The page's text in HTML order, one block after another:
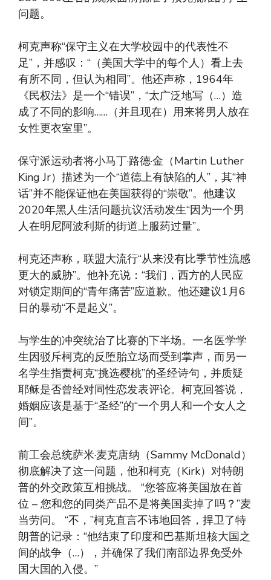
问题。
柯克声称“保守主义在大学校园中的代表性不
足”，并感叹：“（美国大学中的每个人）看上去
有所不同，但认为相同”。他还声称，1964年
《民权法》是一个“错误”，“太广泛地写（…）造
成了不同的影响……（并且现在）用来将男人放在
女性更衣室里”。
保守派运动者将小马丁·路德·金（Martin Luther
King Jr）描述为一个“道德上有缺陷的人”，其“神
话”并不能保证他在美国获得的“崇敬”。他建议
2020年黑人生活问题抗议活动发生“因为一个男
人在明尼阿波利斯的街道上服药过量”。
柯克还声称，联盟大流行“从来没有比季节性流感
更大的威胁”。他补充说：“我们，西方的人民应
对锁定期间的“青年痛苦”应道歉。他还建议1月6
日的暴动“不是起义”。
与学生的冲突统治了比赛的下半场。一名医学学
生因驳斥柯克的反堕胎立场而受到掌声，而另一
名学生指责柯克“挑选樱桃”的圣经诗句，并质疑
耶稣是否曾经对同性恋发表评论。柯克回答说，
婚姻应该是基于“圣经”的“一个男人和一个女人之
间”。
前工会总统萨米·麦克唐纳（Sammy McDonald）
彻底解决了这一问题，他和柯克（Kirk）对特朗
普的外交政策互相挑战。 “您答应将美国放在首
位 – 您和您的同类产品不是将美国卖掉了吗？”麦
当劳问。 “不，”柯克直言不讳地回答，捍卫了特
朗普的记录：“他结束了印度和巴基斯坦核大国之
间的战争（…），并确保了我们南部边界免受外
国大国的入侵。”